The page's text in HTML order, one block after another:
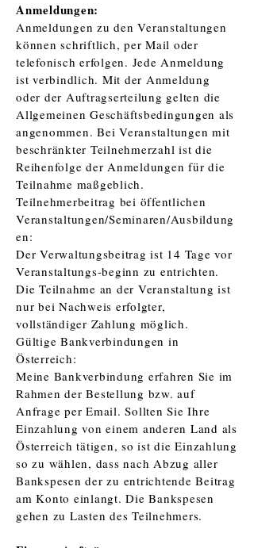
Anmeldungen:
Anmeldungen zu den Veranstaltungen
können schriftlich, per Mail oder
telefonisch erfolgen. Jede Anmeldung
ist verbindlich. Mit der Anmeldung
oder der Auftragserteilung gelten die
Allgemeinen Geschäftsbedingungen als
angenommen. Bei Veranstaltungen mit
beschränkter Teilnehmerzahl ist die
Reihenfolge der Anmeldungen für die
Teilnahme maßgeblich.
Teilnehmerbeitrag bei öffentlichen
Veranstaltungen/Seminaren/Ausbildung
en:
Der Verwaltungsbeitrag ist 14 Tage vor
Veranstaltungs-beginn zu entrichten.
Die Teilnahme an der Veranstaltung ist
nur bei Nachweis erfolgter,
vollständiger Zahlung möglich.
Gültige Bankverbindungen in
Österreich:
Meine Bankverbindung erfahren Sie im
Rahmen der Bestellung bzw. auf
Anfrage per Email. Sollten Sie Ihre
Einzahlung von einem anderen Land als
Österreich tätigen, so ist die Einzahlung
so zu wählen, dass nach Abzug aller
Bankspesen der zu entrichtende Beitrag
am Konto einlangt. Die Bankspesen
gehen zu Lasten des Teilnehmers.